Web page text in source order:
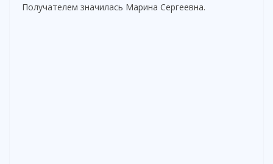
Получателем значилась Марина Сергеевна.